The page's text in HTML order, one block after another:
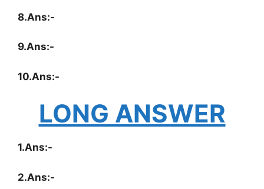
8.Ans:-
9.Ans:-
10.Ans:-
LONG ANSWER
1.Ans:-
2.Ans:-